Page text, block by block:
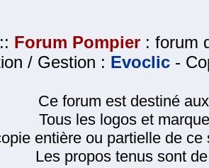
Forum Pompier : forum
/ Gestion : Evoclic -
Ce forum est destiné
Tous les logos et
entière ou partielle de
Les propos tenus sont